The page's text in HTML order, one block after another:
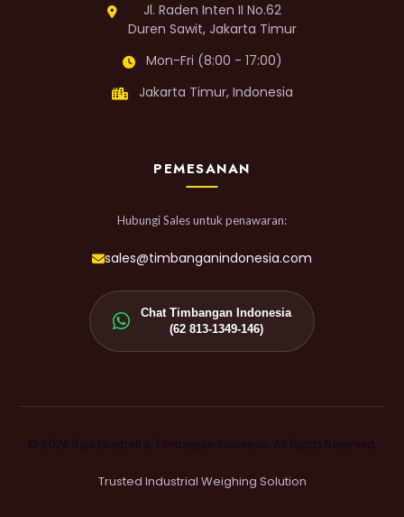
Jl. Raden Inten II No.62
Duren Sawit, Jakarta Timur
Mon-Fri (8:00 - 17:00)
Jakarta Timur, Indonesia
PEMESANAN
Hubungi Sales untuk penawaran:
sales@timbanganindonesia.com
Chat Timbangan Indonesia
(62 813-1349-146)
© 2026 Raja Loadcell & Timbangan Indonesia. All Rights Reserved.
Trusted Industrial Weighing Solution